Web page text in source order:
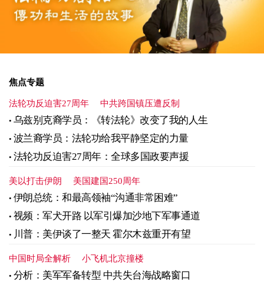
焦点专题
法轮功反迫害27周年 中共跨国镇压遭反制
乌兹别克裔学员：《转法轮》改变了我的人生
波兰裔学员：法轮功给我平静坚定的力量
法轮功反迫害27周年：全球多国政要声援
美以打击伊朗 美国建国250周年
伊朗总统：和最高领袖“沟通非常困难”
视频：军犬开路 以军引爆加沙地下军事通道
川普：美伊谈了一整天 霍尔木兹重开有望
中国时局全解析 小飞机北京撞楼
分析：美军军备转型 中共失台海战略窗口